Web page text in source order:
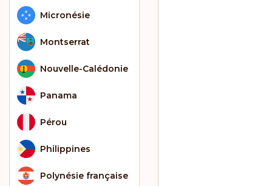
Micronésie
Montserrat
Nouvelle-Calédonie
Panama
Pérou
Philippines
Polynésie française